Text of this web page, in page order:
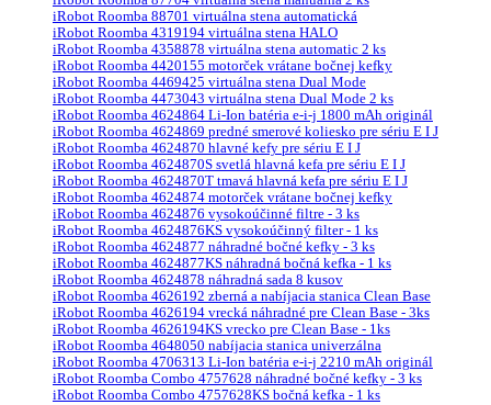
iRobot Roomba 88701 virtuálna stena automatická
iRobot Roomba 4319194 virtuálna stena HALO
iRobot Roomba 4358878 virtuálna stena automatic 2 ks
iRobot Roomba 4420155 motorček vrátane bočnej kefky
iRobot Roomba 4469425 virtuálna stena Dual Mode
iRobot Roomba 4473043 virtuálna stena Dual Mode 2 ks
iRobot Roomba 4624864 Li-Ion batéria e-i-j 1800 mAh originál
iRobot Roomba 4624869 predné smerové koliesko pre sériu E I J
iRobot Roomba 4624870 hlavné kefy pre sériu E I J
iRobot Roomba 4624870S svetlá hlavná kefa pre sériu E I J
iRobot Roomba 4624870T tmavá hlavná kefa pre sériu E I J
iRobot Roomba 4624874 motorček vrátane bočnej kefky
iRobot Roomba 4624876 vysokoúčinné filtre - 3 ks
iRobot Roomba 4624876KS vysokoúčinný filter - 1 ks
iRobot Roomba 4624877 náhradné bočné kefky - 3 ks
iRobot Roomba 4624877KS náhradná bočná kefka - 1 ks
iRobot Roomba 4624878 náhradná sada 8 kusov
iRobot Roomba 4626192 zberná a nabíjacia stanica Clean Base
iRobot Roomba 4626194 vrecká náhradné pre Clean Base - 3ks
iRobot Roomba 4626194KS vrecko pre Clean Base - 1ks
iRobot Roomba 4648050 nabíjacia stanica univerzálna
iRobot Roomba 4706313 Li-Ion batéria e-i-j 2210 mAh originál
iRobot Roomba Combo 4757628 náhradné bočné kefky - 3 ks
iRobot Roomba Combo 4757628KS bočná kefka - 1 ks